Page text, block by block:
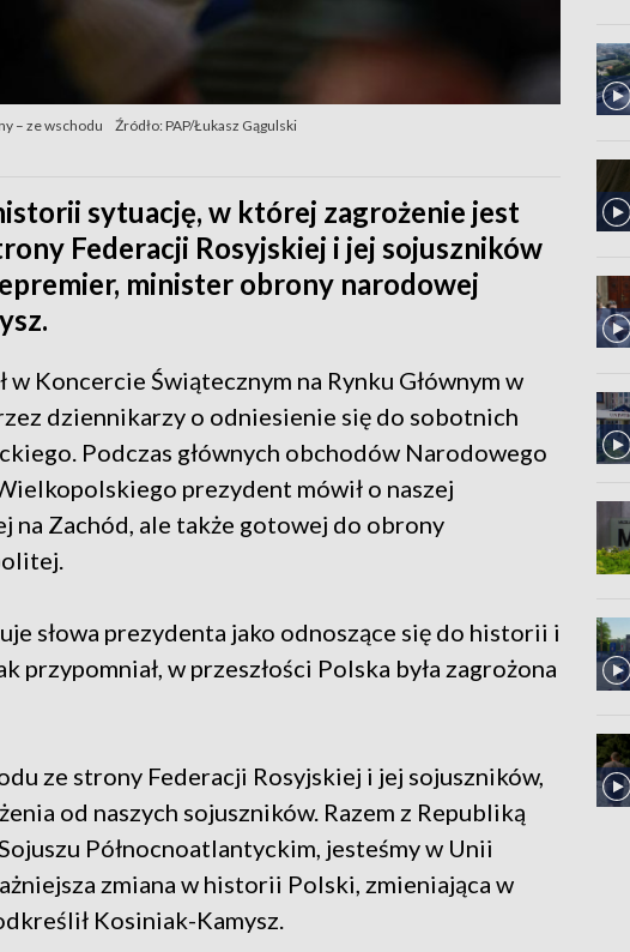
– ze wschodu Źródło: PAP/Łukasz Gągulski
sytuację, w której zagrożenie jest
Federacji Rosyjskiej i jej sojuszników
minister obrony narodowej
Koncercie Świątecznym na Rynku Głównym w
dziennikarzy o odniesienie się do sobotnich
Podczas głównych obchodów Narodowego
prezydent mówił o naszej
Zachód, ale także gotowej do obrony
słowa prezydenta jako odnoszące się do historii i
przypomniał, w przeszłości Polska była zagrożona
ze strony Federacji Rosyjskiej i jej sojuszników,
od naszych sojuszników. Razem z Republiką
Północnoatlantyckim, jesteśmy w Unii
zmiana w historii Polski, zmieniająca w
Kosiniak-Kamysz.